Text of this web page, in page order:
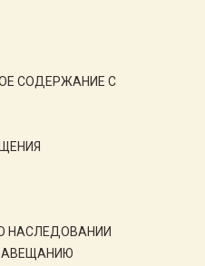
СОДЕРЖАНИЕ С
НАСЛЕДОВАНИИ